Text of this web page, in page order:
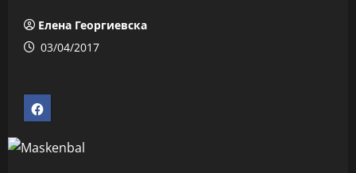
Елена Георгиевска
03/04/2017